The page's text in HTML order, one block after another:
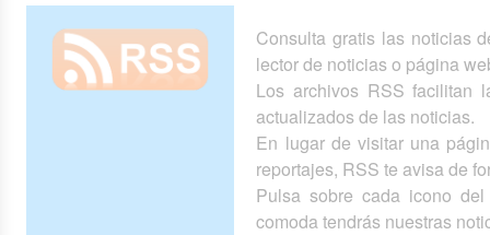
Consulta gratis las noticias
lector de noticias o página
Los archivos RSS facilitan
actualizados de las noticias.
En lugar de visitar una
reportajes, RSS te avisa de
Pulsa sobre cada icono
comoda tendrás nuestras